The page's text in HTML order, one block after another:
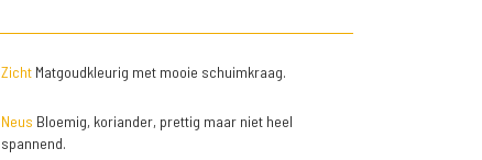
ZichtMatgoudkleurig met mooie schuimkraag.
Neus Bloemig, koriander, prettig maar niet heel
spannend.